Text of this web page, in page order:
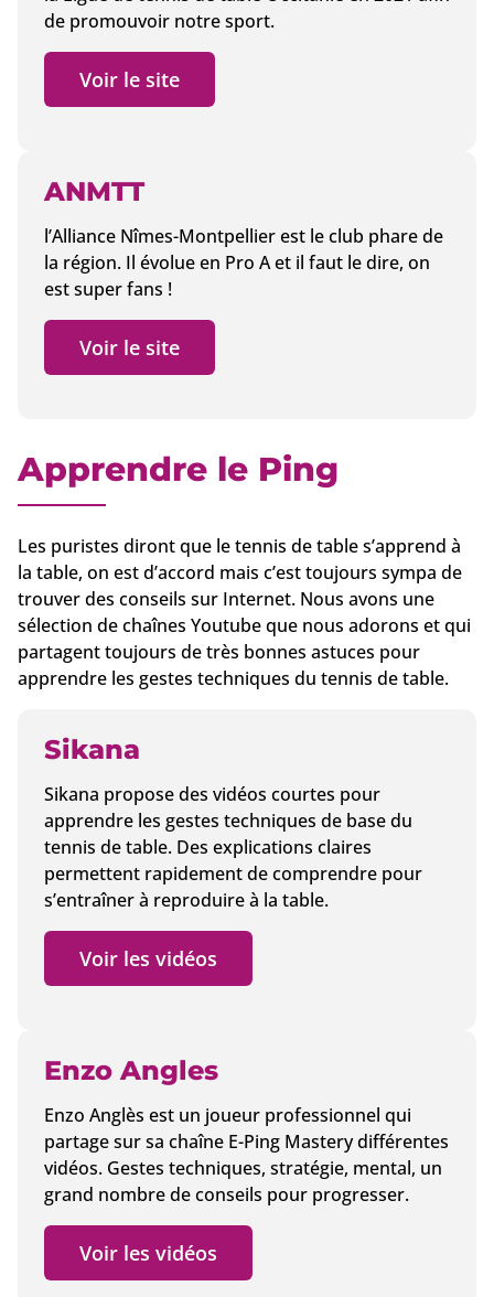
de promouvoir notre sport.
Voir le site
ANMTT
l’Alliance Nîmes-Montpellier est le club phare de
la région. Il évolue en Pro A et il faut le dire, on
est super fans !
Voir le site
Apprendre le Ping
Les puristes diront que le tennis de table s’apprend à
la table, on est d’accord mais c’est toujours sympa de
trouver des conseils sur Internet. Nous avons une
sélection de chaînes Youtube que nous adorons et qui
partagent toujours de très bonnes astuces pour
apprendre les gestes techniques du tennis de table.
Sikana
Sikana propose des vidéos courtes pour
apprendre les gestes techniques de base du
tennis de table. Des explications claires
permettent rapidement de comprendre pour
s’entraîner à reproduire à la table.
Voir les vidéos
Enzo Angles
Enzo Anglès est un joueur professionnel qui
partage sur sa chaîne E-Ping Mastery différentes
vidéos. Gestes techniques, stratégie, mental, un
grand nombre de conseils pour progresser.
Voir les vidéos